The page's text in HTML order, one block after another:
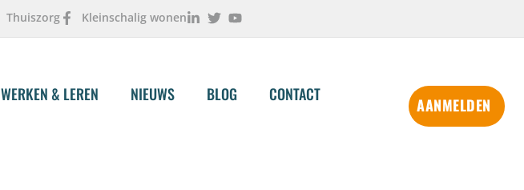
Thuiszorg Kleinschalig wonen
WERKEN & LEREN NIEUWS BLOG CONTACT
AANMELDEN